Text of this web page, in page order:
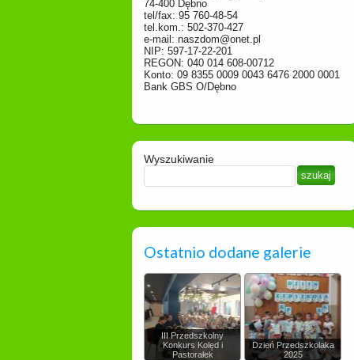
74-400 Dębno
tel/fax: 95 760-48-54
tel.kom.: 502-370-427
e-mail: naszdom@onet.pl
NIP: 597-17-22-201
REGON: 040 014 608-00712
Konto: 09 8355 0009 0043 6476 2000 0001
Bank GBS O/Dębno
Wyszukiwanie
Ostatnio dodane galerie
III Przedszkolny
Konkurs Kolęd i
Pastorałek
Dzień Przedszkolaka
2025